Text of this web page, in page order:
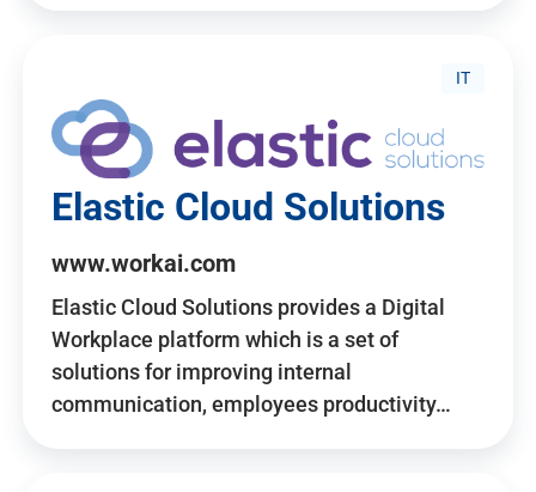
IT
Elastic Cloud Solutions
www.workai.com
Elastic Cloud Solutions provides a Digital
Workplace platform which is a set of
solutions for improving internal
communication, employees productivity…